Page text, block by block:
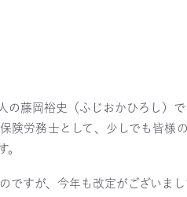
藤岡裕史（ふじおかひろし）で
険労務士として、少しでも皆様
。
ですが、今年も改定がございまし